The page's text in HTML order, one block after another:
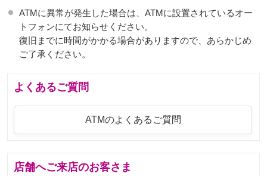
ATMに異常が発生した場合は、ATMに設置されているオー
トフォンにてお知らせください。
復旧までに時間がかかる場合がありますので、あらかじめ
ご了承ください。
よくあるご質問
ATMのよくあるご質問
店舗へご来店のお客さま